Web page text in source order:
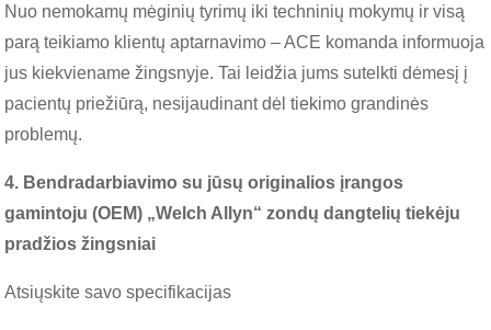
Nuo nemokamų mėginių tyrimų iki techninių mokymų ir visą
parą teikiamo klientų aptarnavimo – ACE komanda informuoja
jus kiekviename žingsnyje. Tai leidžia jums sutelkti dėmesį į
pacientų priežiūrą, nesijaudinant dėl ​​tiekimo grandinės
problemų.
4. Bendradarbiavimo su jūsų originalios įrangos
gamintoju (OEM) „Welch Allyn“ zondų dangtelių tiekėju
pradžios žingsniai
Atsiųskite savo specifikacijas